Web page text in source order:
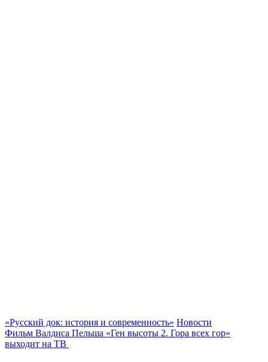
«Русский док: история и современность» Новости
Фильм Валдиса Пельша «Ген высоты 2. Гора всех гор»
выходит на ТВ